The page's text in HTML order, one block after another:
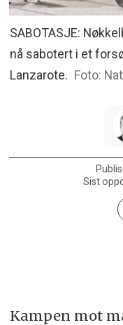
SABOTASJE:
nå sabotert i et
Lanzarote.
Sist
Kampen mot